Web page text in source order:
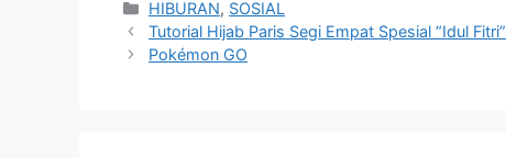
Categories
HIBURAN, SOSIAL
Tutorial Hijab Paris Segi Empat Spesial “Idul Fitri”
Pokémon GO